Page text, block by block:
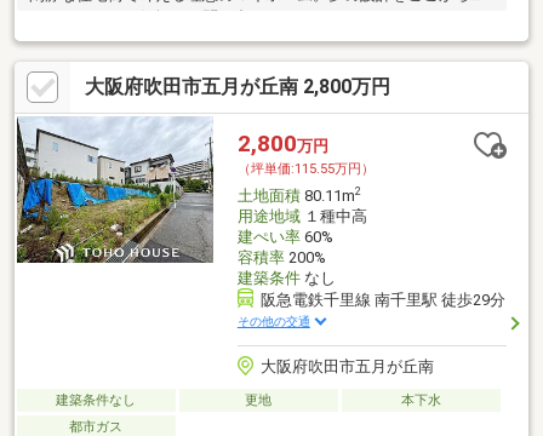
めませんか？お気軽にお問い合わせください。
大阪府吹田市五月が丘南 2,800万円
2,800万円
（坪単価:115.55万円）
土地面積80.11m2
用途地域１種中高
建ぺい率60%
容積率200%
建築条件なし
阪急電鉄千里線 南千里駅 徒歩29分
その他の交通
大阪府吹田市五月が丘南
建築条件なし 更地
本下水
都市ガス